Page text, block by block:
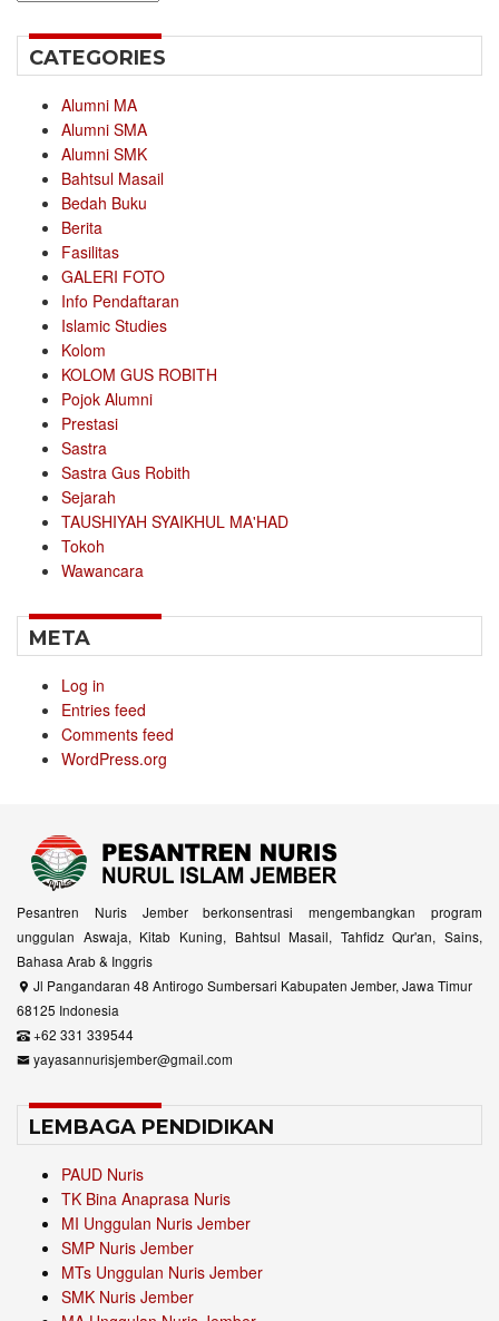
CATEGORIES
Alumni MA
Alumni SMA
Alumni SMK
Bahtsul Masail
Bedah Buku
Berita
Fasilitas
GALERI FOTO
Info Pendaftaran
Islamic Studies
Kolom
KOLOM GUS ROBITH
Pojok Alumni
Prestasi
Sastra
Sastra Gus Robith
Sejarah
TAUSHIYAH SYAIKHUL MA'HAD
Tokoh
Wawancara
META
Log in
Entries feed
Comments feed
WordPress.org
Pesantren Nuris Jember berkonsentrasi mengembangkan program
unggulan Aswaja, Kitab Kuning, Bahtsul Masail, Tahfidz Qur'an, Sains,
Bahasa Arab & Inggris
Jl Pangandaran 48 Antirogo Sumbersari Kabupaten Jember, Jawa Timur
68125 Indonesia
+62 331 339544
yayasannurisjember@gmail.com
LEMBAGA PENDIDIKAN
PAUD Nuris
TK Bina Anaprasa Nuris
MI Unggulan Nuris Jember
SMP Nuris Jember
MTs Unggulan Nuris Jember
SMK Nuris Jember